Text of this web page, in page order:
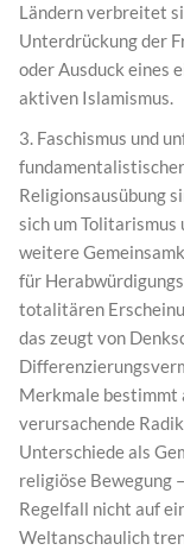
Ländern verbreitet
Unterdrückung der
oder Ausduck eines
aktiven Islamismus.
3. Faschismus und
Religionsausübung
sich um Tolitarismus
weitere
für
totalitären
das zeugt von
Merkmale bestimmt
verursachende
Unterschiede als
religiöse Bewegung
Regelfall nicht auf
Weltanschaulich